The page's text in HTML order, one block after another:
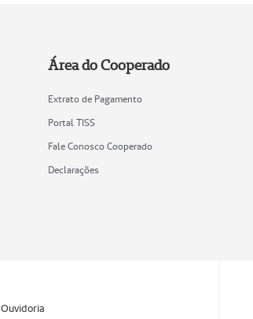
Área do Cooperado
Extrato de Pagamento
Portal TISS
Fale Conosco Cooperado
Declarações
Ouvidoria